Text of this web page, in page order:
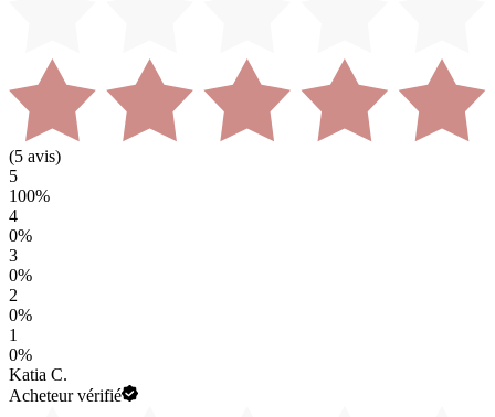
(5 avis)
5
100%
4
0%
3
0%
2
0%
1
0%
Katia C.
Acheteur vérifié